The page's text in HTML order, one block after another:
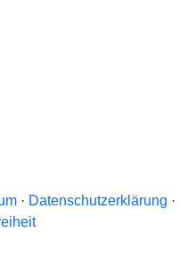
· Datenschutzerklärung ·